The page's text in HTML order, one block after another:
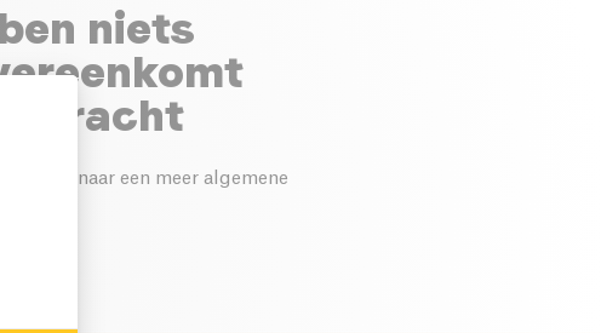
niets
zoek naar een meer algemene
Personalize Your Options